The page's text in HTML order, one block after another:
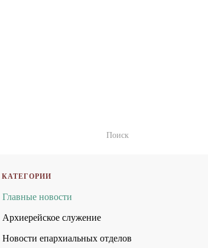
КАТЕГОРИИ
Главные новости
Архиерейское служение
Новости епархиальных отделов